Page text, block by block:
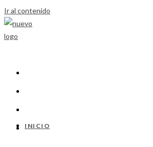
Ir al contenido
INICIO